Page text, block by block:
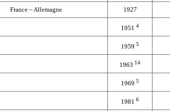
France – Allemagne 1927
1951 4
1959 5
1963 14
1969 5
1981 6